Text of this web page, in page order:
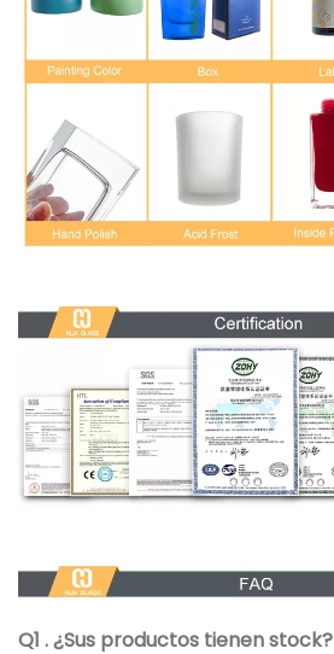
Q1 . ¿Sus productos tienen stock?